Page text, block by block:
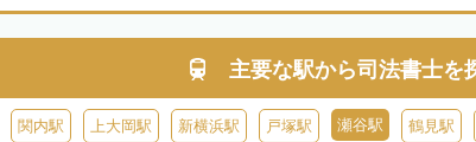
主要な駅から司法書士を
関内駅 上大岡駅 新横浜駅 戸塚駅 瀬谷駅 鶴見駅